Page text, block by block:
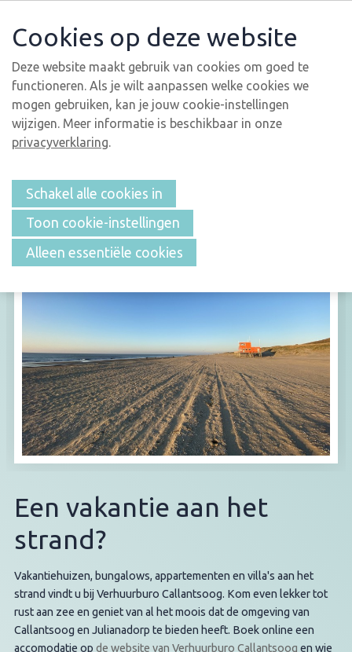
Tijd voor vakantie!
Een vakantie aan het
strand?
Vakantiehuizen, bungalows, appartementen en villa's aan het
strand vindt u bij Verhuurburo Callantsoog. Kom even lekker tot
rust aan zee en geniet van al het moois dat de omgeving van
Callantsoog en Julianadorp te bieden heeft. Boek online een
accomodatie op de website van Verhuurburo Callantsoog en wie
Cookies op deze website
Deze website maakt gebruik van cookies om goed te
functioneren. Als je wilt aanpassen welke cookies we
mogen gebruiken, kan je jouw cookie-instellingen
wijzigen. Meer informatie is beschikbaar in onze
privacyverklaring.
Schakel alle cookies in
Toon cookie-instellingen
Alleen essentiële cookies